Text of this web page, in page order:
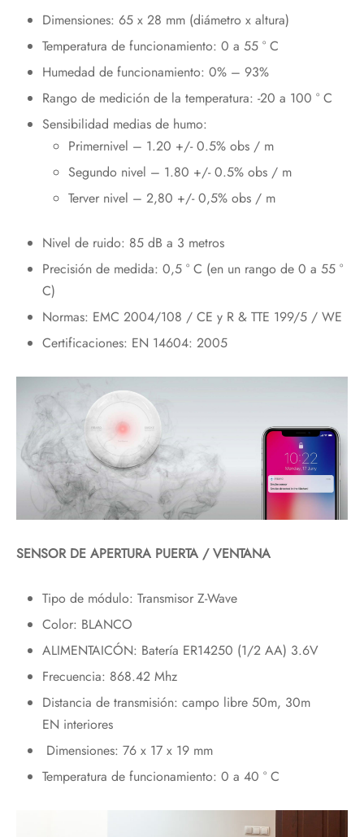
Dimensiones: 65 x 28 mm (diámetro x altura)
Temperatura de funcionamiento: 0 a 55 ° C
Humedad de funcionamiento: 0% – 93%
Rango de medición de la temperatura: -20 a 100 ° C
Sensibilidad medias de humo:
Primernivel – 1.20 +/- 0.5% obs / m
Segundo nivel – 1.80 +/- 0.5% obs / m
Terver nivel – 2,80 +/- 0,5% obs / m
Nivel de ruido: 85 dB a 3 metros
Precisión de medida: 0,5 ° C (en un rango de 0 a 55 °
C)
Normas: EMC 2004/108 / CE y R & TTE 199/5 / WE
Certificaciones: EN 14604: 2005
SENSOR DE APERTURA PUERTA / VENTANA
Tipo de módulo: Transmisor Z-Wave
Color: BLANCO
ALIMENTAICÓN: Batería ER14250 (1/2 AA) 3.6V
Frecuencia: 868.42 Mhz
Distancia de transmisión: campo libre 50m, 30m
EN interiores
Dimensiones: 76 x 17 x 19 mm
Temperatura de funcionamiento: 0 a 40 ° C